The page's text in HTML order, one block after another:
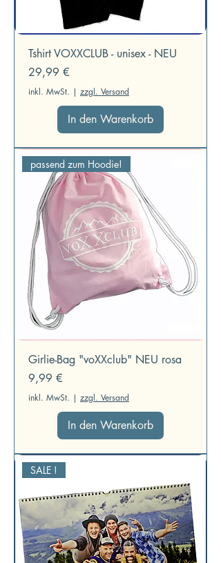
Tshirt VOXXCLUB - unisex - NEU
Preis
29,99 €
inkl. MwSt. | zzgl. Versand
In den Warenkorb
passend zum Hoodie!
Girlie-Bag "voXXclub" NEU rosa
Preis
9,99 €
inkl. MwSt. | zzgl. Versand
In den Warenkorb
SALE !